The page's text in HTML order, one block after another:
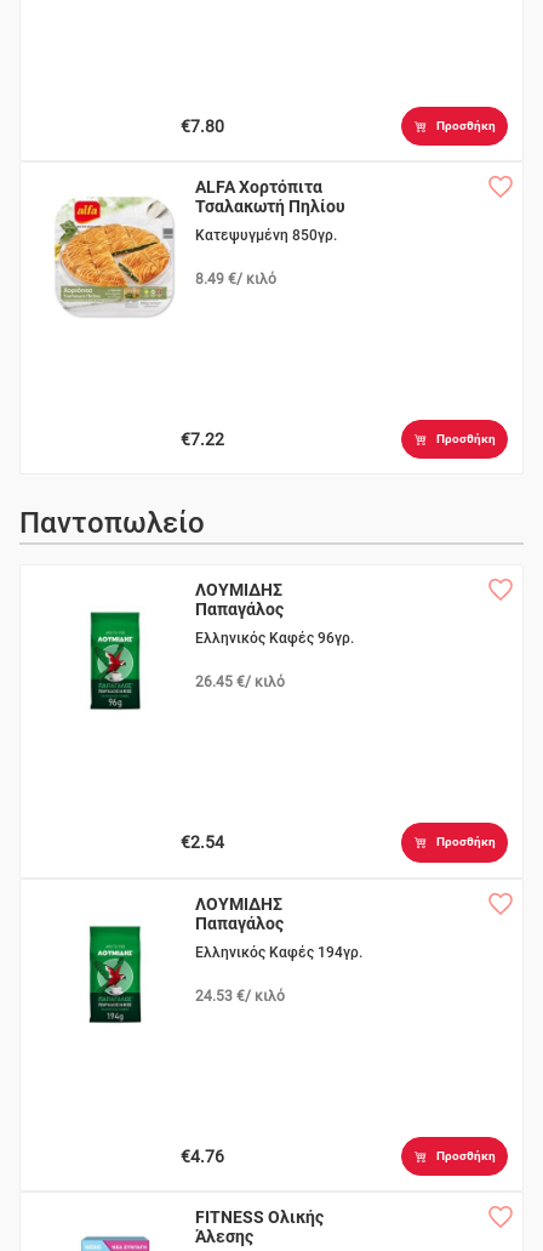
€7.80 Προσθήκη
ALFA Χορτόπιτα
Τσαλακωτή Πηλίου
Κατεψυγμένη 850γρ.
8.49 €/ κιλό
€7.22 Προσθήκη
Παντοπωλείο
ΛΟΥΜΙΔΗΣ
Παπαγάλος
Παραδοσιακός
Ελληνικός Καφές 96γρ.
26.45 €/ κιλό
€2.54 Προσθήκη
ΛΟΥΜΙΔΗΣ
Παπαγάλος
Παραδοσιακός
Ελληνικός Καφές 194γρ.
24.53 €/ κιλό
€4.76 Προσθήκη
FITNESS Ολικής
Άλεσης